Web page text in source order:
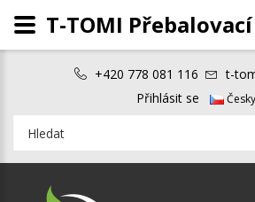
+420 778 081 116
t-
Přihlásit se
Česky